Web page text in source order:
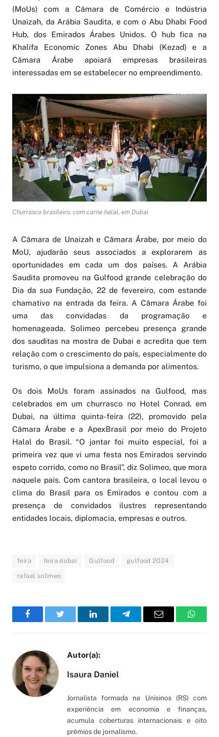
(MoUs) com a Câmara de Comércio e Indústria
Unaizah, da Arábia Saudita, e com o Abu Dhabi Food
Hub, dos Emirados Árabes Unidos. O hub fica na
Khalifa Economic Zones Abu Dhabi (Kezad) e a
Câmara Árabe apoiará empresas brasileiras
interessadas em se estabelecer no empreendimento.
Churrasco brasileiro, com carne halal, em Dubai
A Câmara de Unaizah e Câmara Árabe, por meio do
MoU, ajudarão seus associados a explorarem as
oportunidades em cada um dos países. A Arábia
Saudita promoveu na Gulfood grande celebração do
Dia da sua Fundação, 22 de fevereiro, com estande
chamativo na entrada da feira. A Câmara Árabe foi
uma das convidadas da programação e
homenageada. Solimeo percebeu presença grande
dos sauditas na mostra de Dubai e acredita que tem
relação com o crescimento do país, especialmente do
turismo, o que impulsiona a demanda por alimentos.
Os dois MoUs foram assinados na Gulfood, mas
celebrados em um churrasco no Hotel Conrad, em
Dubai, na última quinta-feira (22), promovido pela
Câmara Árabe e a ApexBrasil por meio do Projeto
Halal do Brasil. “O jantar foi muito especial, foi a
primeira vez que vi uma festa nos Emirados servindo
espeto corrido, como no Brasil”, diz Solimeo, que mora
naquele país. Com cantora brasileira, o local levou o
clima do Brasil para os Emirados e contou com a
presença de convidados ilustres representando
entidades locais, diplomacia, empresas e outros.
feira feira dubai Gulfood gulfood 2024
rafael solimeo
FacebookTwitter LinkedInTelegramEmail
Isaura Daniel
Jornalista formada na Unisinos (RS) com
experiência em economia e finanças,
acumula coberturas internacionais e oito
prêmios de jornalismo.